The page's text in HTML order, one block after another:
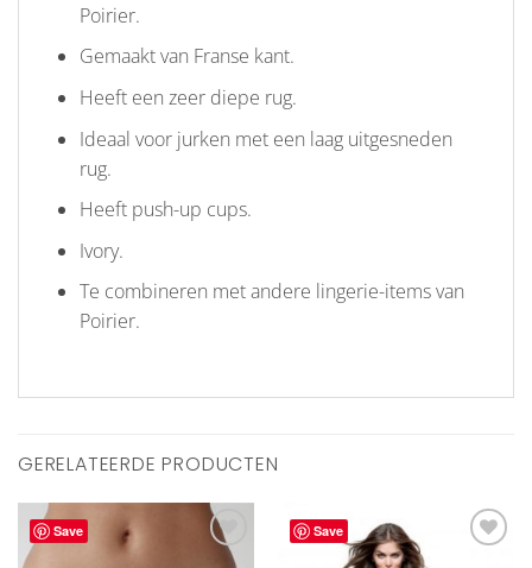
Poirier.
Gemaakt van Franse kant.
Heeft een zeer diepe rug.
Ideaal voor jurken met een laag uitgesneden
rug.
Heeft push-up cups.
Ivory.
Te combineren met andere lingerie-items van
Poirier.
GERELATEERDE PRODUCTEN
Save
Save